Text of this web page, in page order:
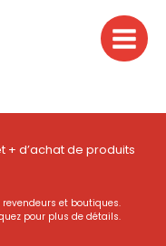
+ d’achat de produits
et boutiques.
pour plus de détails.